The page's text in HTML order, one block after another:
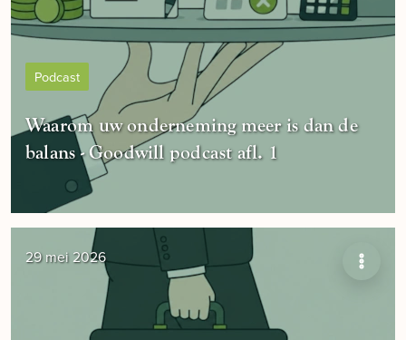
Podcast
Waarom uw onderneming meer is dan de
balans - Goodwill podcast afl. 1
29 mei 2026